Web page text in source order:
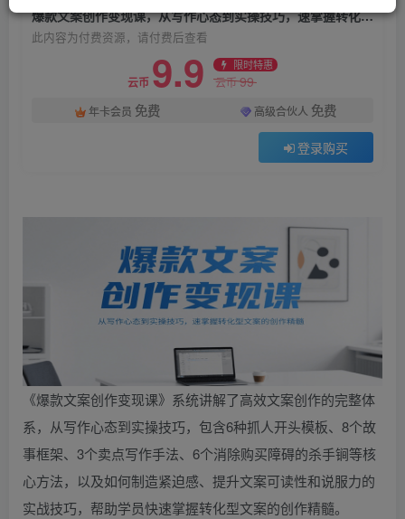
爆款文案创作变现课，从写作心态到实操技巧，速掌握转化型文案的创作精髓
此内容为付费资源，请付费后查看
云币 9.9 限时特惠
云币99
年卡会员 免费 高级合伙人 免费
登录购买
《爆款文案创作变现课》系统讲解了高效文案创作的完整体
系，从写作心态到实操技巧，包含6种抓人开头模板、8个故
事框架、3个卖点写作手法、6个消除购买障碍的杀手锏等核
心方法，以及如何制造紧迫感、提升文案可读性和说服力的
实战技巧，帮助学员快速掌握转化型文案的创作精髓。